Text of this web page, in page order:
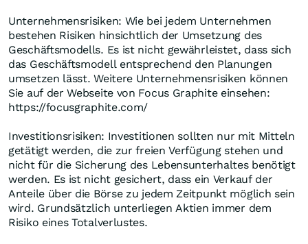
Unternehmensrisiken: Wie bei jedem Unternehmen
bestehen Risiken hinsichtlich der Umsetzung des
Geschäftsmodells. Es ist nicht gewährleistet, dass sich
das Geschäftsmodell entsprechend den Planungen
umsetzen lässt. Weitere Unternehmensrisiken können
Sie auf der Webseite von Focus Graphite einsehen:
https://focusgraphite.com/
Investitionsrisiken: Investitionen sollten nur mit Mitteln
getätigt werden, die zur freien Verfügung stehen und
nicht für die Sicherung des Lebensunterhaltes benötigt
werden. Es ist nicht gesichert, dass ein Verkauf der
Anteile über die Börse zu jedem Zeitpunkt möglich sein
wird. Grundsätzlich unterliegen Aktien immer dem
Risiko eines Totalverlustes.